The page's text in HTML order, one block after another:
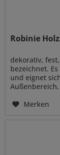
Robinie
dekorativ,
bezeichnet.
und eignet
Merken